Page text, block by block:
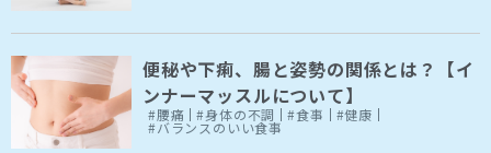
便秘や下痢、腸と姿勢の関係とは？【イ
ンナーマッスルについて】
#腰痛 #身体の不調 #食事 #健康
#バランスのいい食事